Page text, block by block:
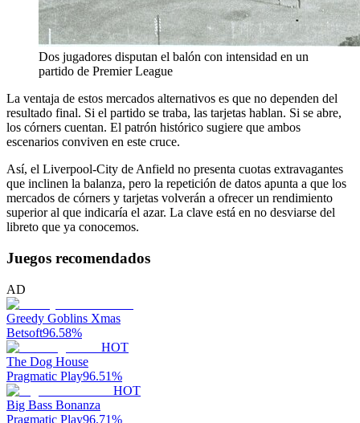
Dos jugadores disputan el balón con intensidad en un
partido de Premier League
La ventaja de estos mercados alternativos es que no dependen del
resultado final. Si el partido se traba, las tarjetas hablan. Si se abre,
los córners cuentan. El patrón histórico sugiere que ambos
escenarios conviven en este cruce.
Así, el Liverpool-City de Anfield no presenta cuotas extravagantes
que inclinen la balanza, pero la repetición de datos apunta a que los
mercados de córners y tarjetas volverán a ofrecer un rendimiento
superior al que indicaría el azar. La clave está en no desviarse del
libreto que ya conocemos.
Juegos recomendados
AD
Greedy Goblins Xmas
Betsoft96.58%
HOT
The Dog House
Pragmatic Play96.51%
HOT
Big Bass Bonanza
Pragmatic Play96.71%